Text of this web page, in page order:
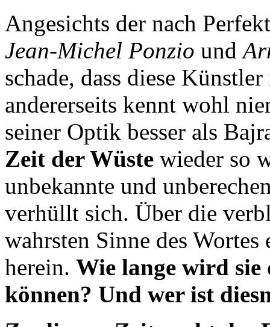
Angesichts der nach
Jean-Michel Ponzio und
schade, dass diese
andererseits kennt wohl
seiner Optik besser als
Zeit der Wüste wieder so
unbekannte und
verhüllt sich. Über die
wahrsten Sinne des
herein. Wie lange wird sie
können? Und wer ist